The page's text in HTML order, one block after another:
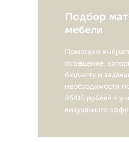
Подбор
мебели
Помогаем
освещение,
бюджету и
необходимости
25415 рублей с
визуального